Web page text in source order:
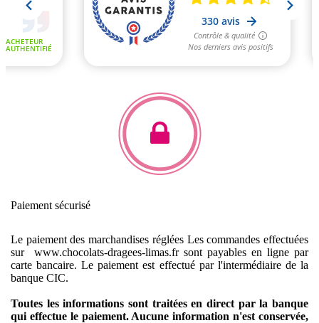
Paiement sécurisé
Le paiement des marchandises réglées Les commandes effectuées
sur www.chocolats-dragees-limas.fr sont payables en ligne par
carte bancaire. Le paiement est effectué par l'intermédiaire de la
banque CIC.
Toutes les informations sont traitées en direct par la banque
qui effectue le paiement. Aucune information n'est conservée,